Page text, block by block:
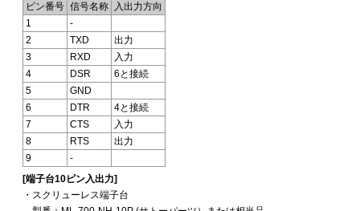
ピン番号 信号名称
入出力方向
1
-
2
TXD
出力
3
RXD
入力
4
DSR
6と接続
5
GND
6
DTR
4と接続
7
CTS
入力
8
RTS
出力
9
-
[端子台10ピン入出力]
・スクリューレス端子台